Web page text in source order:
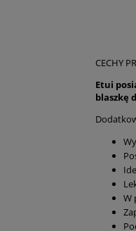
CECHY
Etui
blaszkę
W